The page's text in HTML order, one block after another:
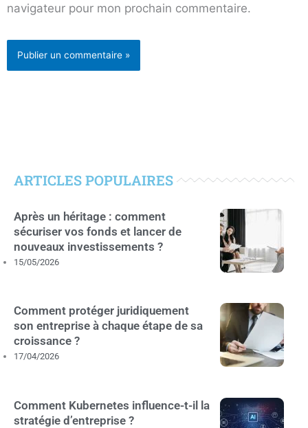
navigateur pour mon prochain commentaire.
ARTICLES POPULAIRES
Après un héritage : comment
sécuriser vos fonds et lancer de
nouveaux investissements ?
15/05/2026
Comment protéger juridiquement
son entreprise à chaque étape de sa
croissance ?
17/04/2026
Comment Kubernetes influence-t-il la
stratégie d’entreprise ?